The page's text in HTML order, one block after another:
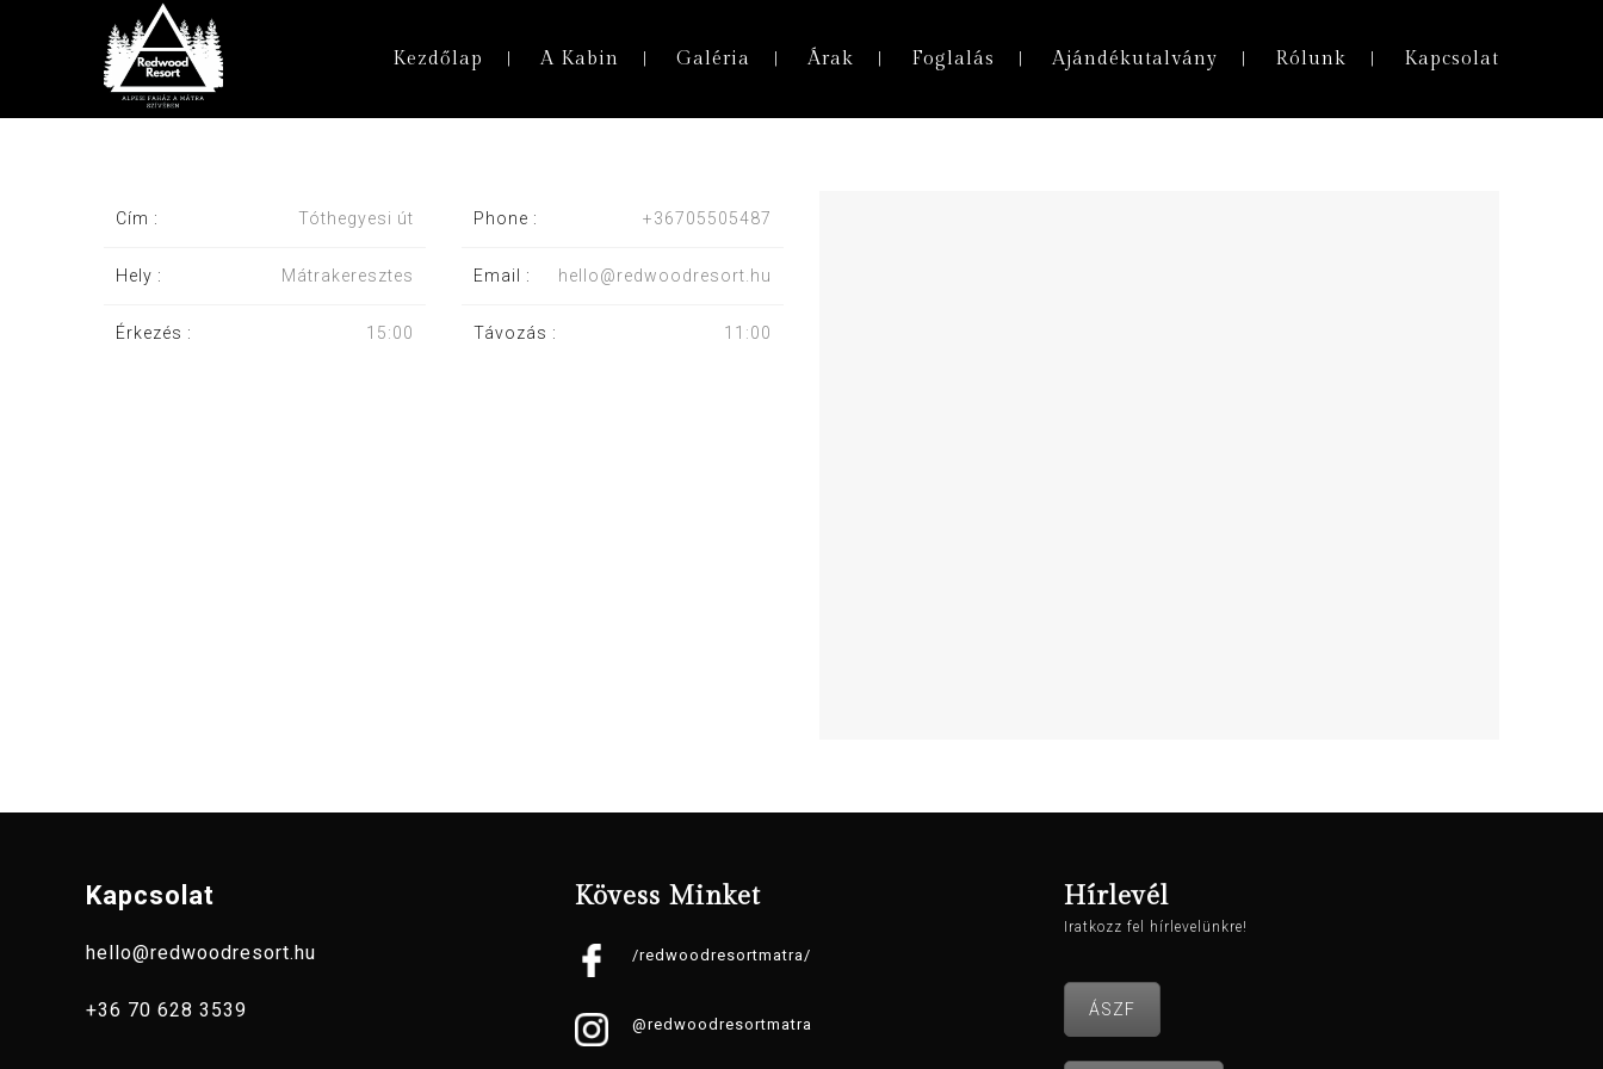
Kezdőlap A Kabin Galéria Árak Foglalás Ajándékutalvány Rólunk Kapcsolat
Cím : Tóthegyesi út
Hely : Mátrakeresztes
Érkezés : 15:00
Phone : +36705505487
Email : hello@redwoodresort.hu
Távozás : 11:00
Kapcsolat
hello@redwoodresort.hu
+36 70 628 3539
Kövess Minket
/redwoodresortmatra/
@redwoodresortmatra
Hírlevél
Iratkozz fel hírlevelünkre!
ÁSZF